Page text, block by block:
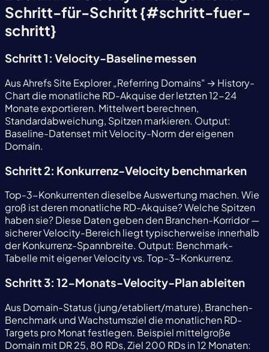
Schritt-für-Schritt {#schritt-fuer-
schritt}
Schritt 1: Velocity-Baseline messen
Aus Ahrefs Site Explorer „Referring Domains" → History-
Chart die monatliche RD-Akquise der letzten 12-24
Monate exportieren. Mittelwert berechnen,
Standardabweichung, Spitzen markieren. Output:
Baseline-Datenset mit Velocity-Norm der eigenen
Domain.
Schritt 2: Konkurrenz-Velocity benchmarken
Top-3-Konkurrenten dieselbe Auswertung machen. Wie
groß ist deren monatliche RD-Akquise? Welche Spitzen
haben sie? Diese Daten geben den Branchen-Korridor —
sicherer Velocity-Bereich liegt typischerweise innerhalb
der Konkurrenz-Spannbreite. Output: Benchmark-
Tabelle mit eigener Velocity vs. Top-3-Konkurrenz.
Schritt 3: 12-Monats-Velocity-Plan ableiten
Aus Domain-Status (jung/etabliert/mature), Branchen-
Benchmark und Wachstumsziel die monatlichen RD-
Targets pro Monat festlegen. Beispiel mittelgroße
Domain mit DR 25, 80 RDs, Ziel 200 RDs in 12 Monaten: